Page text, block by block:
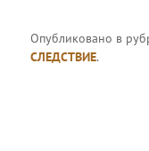
Опубликовано в
СЛЕДСТВИЕ.